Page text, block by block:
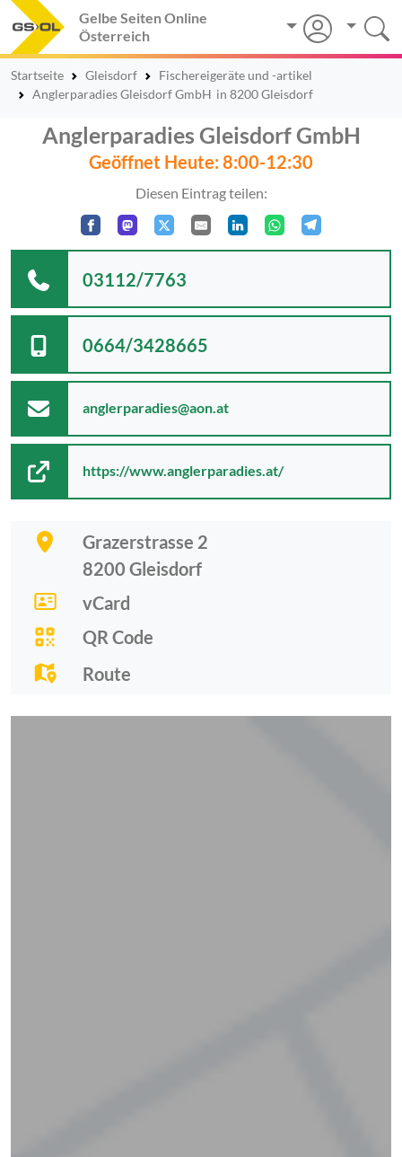
Gelbe Seiten Online
Österreich
Startseite Gleisdorf
Fischereigeräte und -artikel
Anglerparadies Gleisdorf GmbH in 8200 Gleisdorf
Anglerparadies Gleisdorf GmbH
Geöffnet Heute: 8:00-12:30
Diesen Eintrag teilen:
Grazerstrasse 2
8200 Gleisdorf
vCard
QR Code
Route
03112/7763
0664/3428665
anglerparadies@aon.at
https://www.anglerparadies.at/